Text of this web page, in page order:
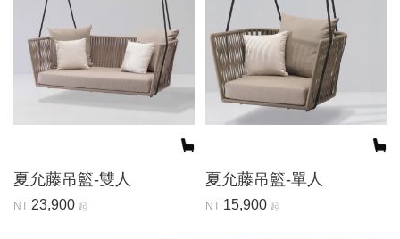
夏允藤吊籃-雙人
NT 23,900 起
夏允藤吊籃-單人
NT 15,900 起